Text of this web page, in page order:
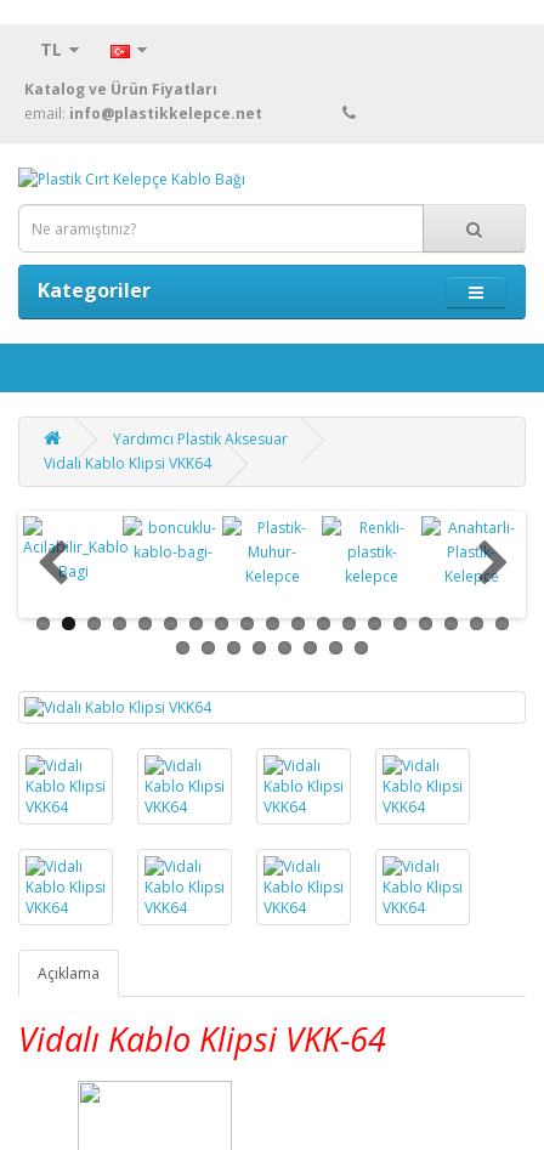
TL
Katalog ve Ürün Fiyatları
email: info@plastikkelepce.net
Kategoriler
Yardımcı Plastik Aksesuar
Vidalı Kablo Klipsi VKK64
Açıklama
Vidalı Kablo Klipsi VKK-64